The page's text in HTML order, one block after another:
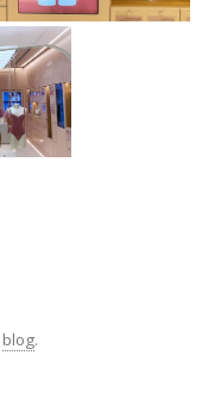
blog.